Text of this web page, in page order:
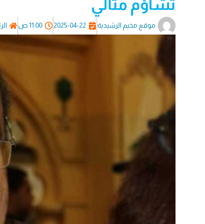
تشاؤم مثالي
موقع مخيم الرشيدية 2025-04-22 11:00 ص